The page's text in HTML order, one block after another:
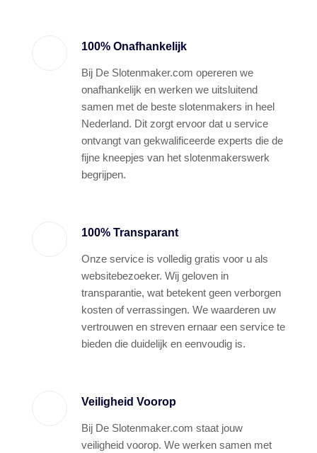
100% Onafhankelijk
Bij De Slotenmaker.com opereren we
onafhankelijk en werken we uitsluitend
samen met de beste slotenmakers in heel
Nederland. Dit zorgt ervoor dat u service
ontvangt van gekwalificeerde experts die de
fijne kneepjes van het slotenmakerswerk
begrijpen.
100% Transparant
Onze service is volledig gratis voor u als
websitebezoeker. Wij geloven in
transparantie, wat betekent geen verborgen
kosten of verrassingen. We waarderen uw
vertrouwen en streven ernaar een service te
bieden die duidelijk en eenvoudig is.
Veiligheid Voorop
Bij De Slotenmaker.com staat jouw
veiligheid voorop. We werken samen met